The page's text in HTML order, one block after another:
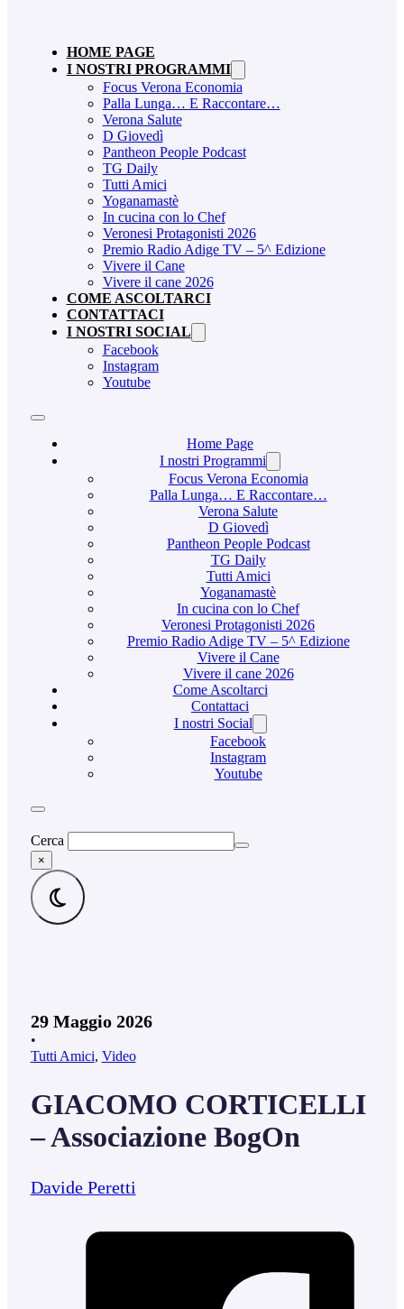
HOME PAGE
I NOSTRI PROGRAMMI
Focus Verona Economia
Palla Lunga… E Raccontare…
Verona Salute
D Giovedì
Pantheon People Podcast
TG Daily
Tutti Amici
Yoganamastè
In cucina con lo Chef
Veronesi Protagonisti 2026
Premio Radio Adige TV – 5^ Edizione
Vivere il Cane
Vivere il cane 2026
COME ASCOLTARCI
CONTATTACI
I NOSTRI SOCIAL
Facebook
Instagram
Youtube
Home Page
I nostri Programmi
Focus Verona Economia
Palla Lunga… E Raccontare…
Verona Salute
D Giovedì
Pantheon People Podcast
TG Daily
Tutti Amici
Yoganamastè
In cucina con lo Chef
Veronesi Protagonisti 2026
Premio Radio Adige TV – 5^ Edizione
Vivere il Cane
Vivere il cane 2026
Come Ascoltarci
Contattaci
I nostri Social
Facebook
Instagram
Youtube
Cerca
×
29 Maggio 2026
•
Tutti Amici, Video
GIACOMO CORTICELLI
– Associazione BogOn
Davide Peretti